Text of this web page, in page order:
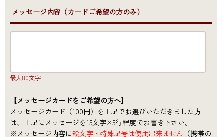
●メッセージ内容（カードご希望の方のみ）
最大80文字
【メッセージカードをご希望の方へ】
メッセージカード（100円）を上記でお選びいただきました方
は、上記にメッセージを15文字×5行程度でお書き下さい。
※メッセージ内容に絵文字・特殊記号は使用出来ません （携帯の